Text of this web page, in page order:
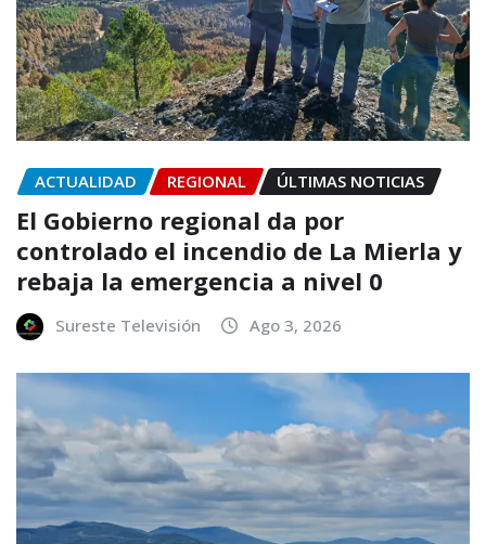
ACTUALIDAD REGIONAL ÚLTIMAS NOTICIAS
El Gobierno regional da por
controlado el incendio de La Mierla y
rebaja la emergencia a nivel 0
Sureste Televisión Ago 3, 2026